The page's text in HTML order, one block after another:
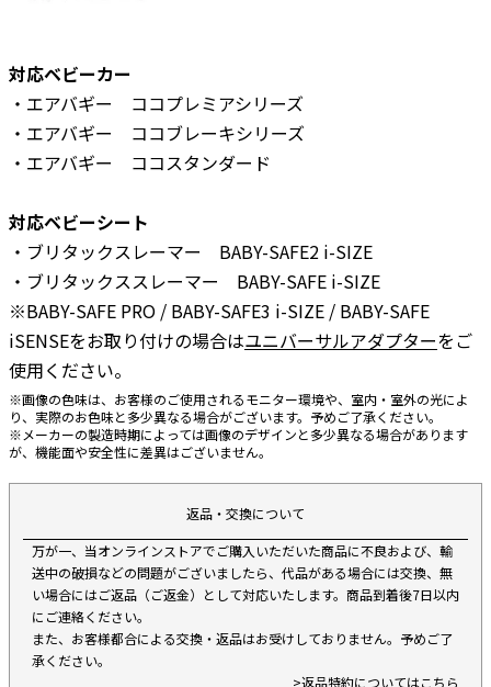
対応ベビーカー
・エアバギー ココプレミアシリーズ
・エアバギー ココブレーキシリーズ
・エアバギー ココスタンダード
対応ベビーシート
・ブリタックスレーマー BABY-SAFE2 i-SIZE
・ブリタックススレーマー BABY-SAFE i-SIZE
※BABY-SAFE PRO / BABY-SAFE3 i-SIZE / BABY-SAFE
iSENSEをお取り付けの場合はユニバーサルアダプターをご
使用ください。
※画像の色味は、お客様のご使用されるモニター環境や、室内・室外の光によ
り、実際のお色味と多少異なる場合がございます。予めご了承ください。
※メーカーの製造時期によっては画像のデザインと多少異なる場合があります
が、機能面や安全性に差異はございません。
返品・交換について
万が一、当オンラインストアでご購入いただいた商品に不良および、輸
送中の破損などの問題がございましたら、代品がある場合には交換、無
い場合にはご返品（ご返金）として対応いたします。商品到着後7日以内
にご連絡ください。
また、お客様都合による交換・返品はお受けしておりません。予めご了
承ください。
>返品特約についてはこちら